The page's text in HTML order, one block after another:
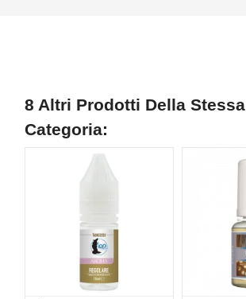
8 Altri Prodotti Della Stessa
Categoria: